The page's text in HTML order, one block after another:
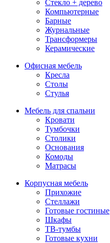
Стекло + дерево
Компьютерные
Барные
Журнальные
Трансформеры
Керамические
Офисная мебель
Кресла
Столы
Стулья
Мебель для спальни
Кровати
Тумбочки
Столики
Основания
Комоды
Матрасы
Корпусная мебель
Прихожие
Стеллажи
Готовые гостиные
Шкафы
ТВ-тумбы
Готовые кухни